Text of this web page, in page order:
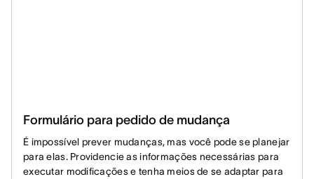
Formulário para pedido de mudança
É impossível prever mudanças, mas você pode se planejar
para elas. Providencie as informações necessárias para
executar modificações e tenha meios de se adaptar para